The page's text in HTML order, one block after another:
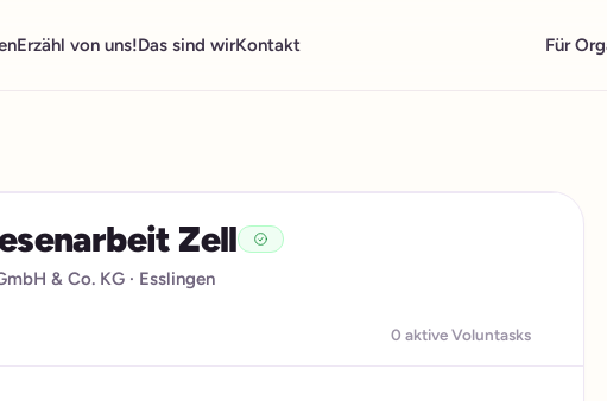
Erzähl von uns!Das sind wirKontakt Für
Zell
& Co. KG · Esslingen
0 aktive Voluntasks